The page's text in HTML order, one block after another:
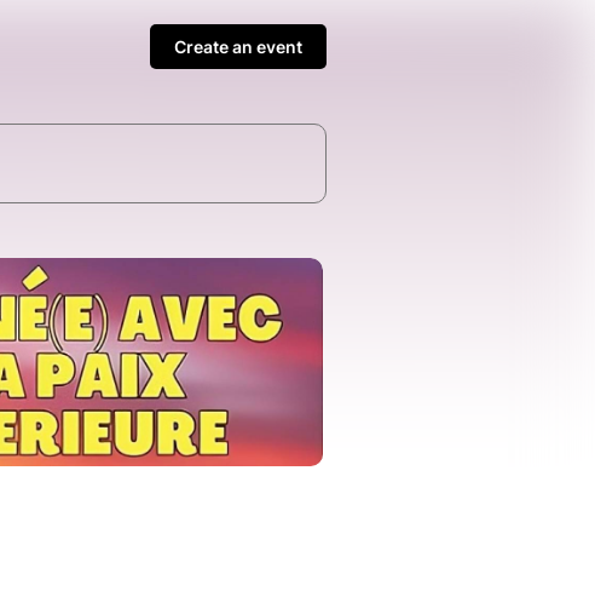
Create an event